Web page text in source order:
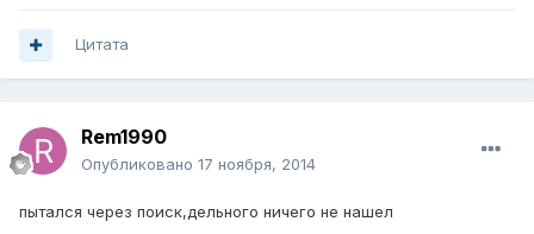
Цитата
Rem1990
Опубликовано 17 ноября, 2014
пытался через поиск,дельного ничего не нашел